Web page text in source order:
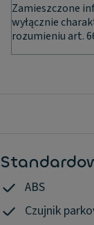
Zamieszczone
wyłącznie
rozumieniu art.
ABS
Czujnik